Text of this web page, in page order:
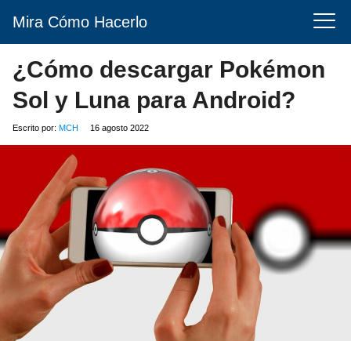
Mira Cómo Hacerlo
¿Cómo descargar Pokémon
Sol y Luna para Android?
Escrito por: MCH 16 agosto 2022